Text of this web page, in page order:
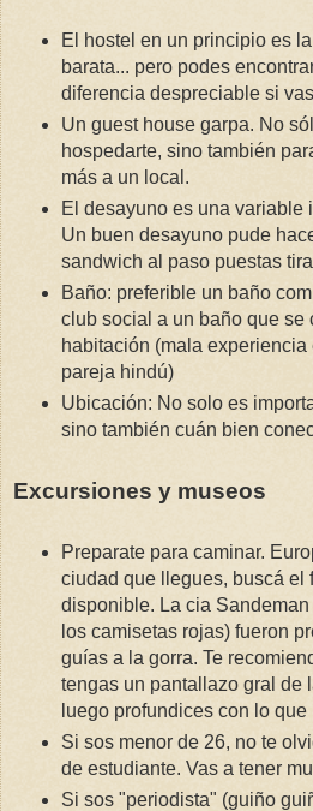
El hostel en un principio es
barata... pero podes
diferencia despreciable si
Un guest house garpa. No
hospedarte, sino también
más a un local.
El desayuno es una variable
Un buen desayuno pude
sandwich al paso puestas
Baño: preferible un baño
club social a un baño que se
habitación (mala experiencia
pareja hindú)
Ubicación: No solo es
sino también cuán bien
Excursiones y museos
Preparate para caminar.
ciudad que llegues, buscá el
disponible. La cia
los camisetas rojas) fueron
guías a la gorra. Te
tengas un pantallazo gral de
luego profundices con lo que
Si sos menor de 26, no te
de estudiante. Vas a tener
Si sos "periodista" (guiño